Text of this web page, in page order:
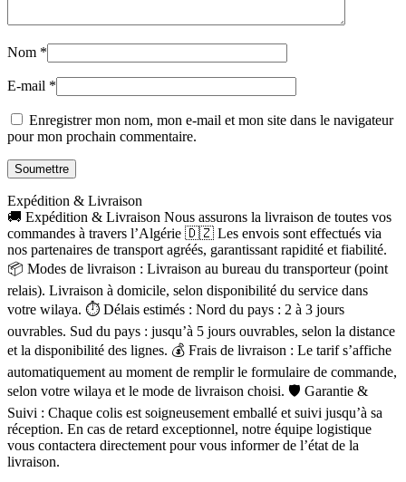
Nom *
E-mail *
Enregistrer mon nom, mon e-mail et mon site dans le navigateur
pour mon prochain commentaire.
Expédition & Livraison
🚚 Expédition & Livraison Nous assurons la livraison de toutes vos
commandes à travers l’Algérie 🇩🇿 Les envois sont effectués via
nos partenaires de transport agréés, garantissant rapidité et fiabilité.
📦 Modes de livraison : Livraison au bureau du transporteur (point
relais). Livraison à domicile, selon disponibilité du service dans
votre wilaya. ⏱ Délais estimés : Nord du pays : 2 à 3 jours
ouvrables. Sud du pays : jusqu’à 5 jours ouvrables, selon la distance
et la disponibilité des lignes. 💰 Frais de livraison : Le tarif s’affiche
automatiquement au moment de remplir le formulaire de commande,
selon votre wilaya et le mode de livraison choisi. 🛡 Garantie &
Suivi : Chaque colis est soigneusement emballé et suivi jusqu’à sa
réception. En cas de retard exceptionnel, notre équipe logistique
vous contactera directement pour vous informer de l’état de la
livraison.